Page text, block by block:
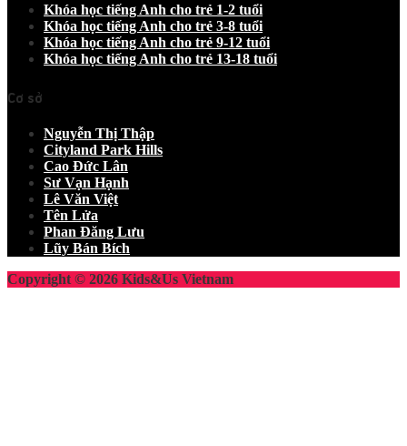
Khóa học tiếng Anh cho trẻ 1-2 tuổi
Khóa học tiếng Anh cho trẻ 3-8 tuổi
Khóa học tiếng Anh cho trẻ 9-12 tuổi
Khóa học tiếng Anh cho trẻ 13-18 tuổi
Cơ sở
Nguyễn Thị Thập
Cityland Park Hills
Cao Đức Lân
Sư Vạn Hạnh
Lê Văn Việt
Tên Lửa
Phan Đăng Lưu
Lũy Bán Bích
Copyright © 2026 Kids&Us Vietnam